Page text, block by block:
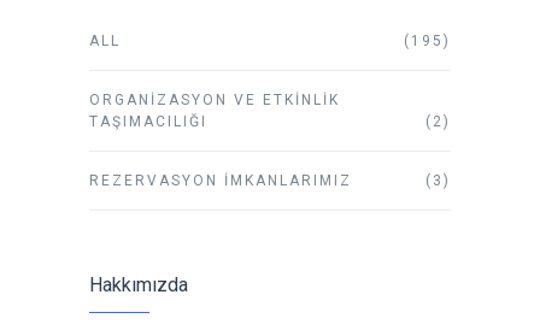
ALL (195)
ORGANIZASYON VE ETKINLIK
TAŞIMACILIĞI
(2)
REZERVASYON İMKANLARIMIZ (3)
Hakkımızda